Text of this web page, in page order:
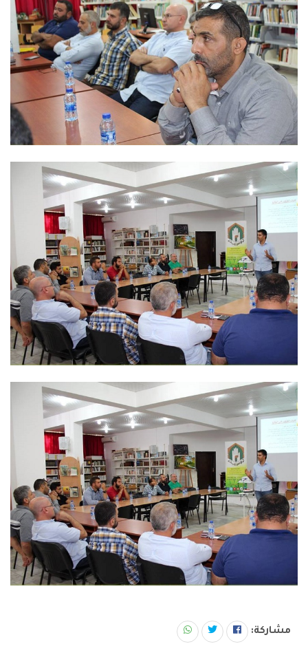
مشاركة: